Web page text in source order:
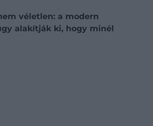
véletlen: a modern
alakítják ki, hogy minél